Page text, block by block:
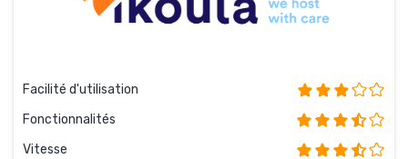
Facilité d'utilisation
Fonctionnalités
Vitesse